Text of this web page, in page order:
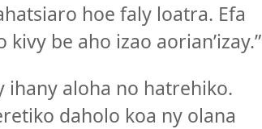
hoe faly loatra. Efa
be aho izao aorian’izay.”
ihany aloha no hatrehiko.
daholo koa ny olana